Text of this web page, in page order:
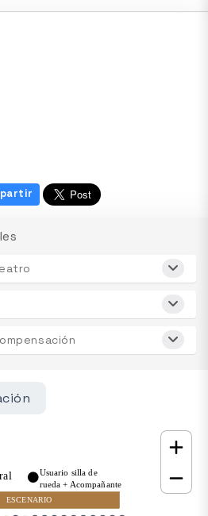
ESCENARIO
Usuario silla de
rueda + Acompañante